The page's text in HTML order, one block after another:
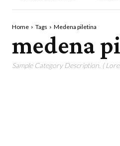
Home Tags Medena piletina
medena
Sample Category Description. (